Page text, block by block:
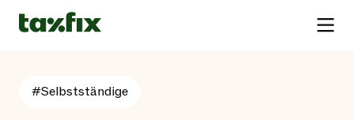
#Selbstständige